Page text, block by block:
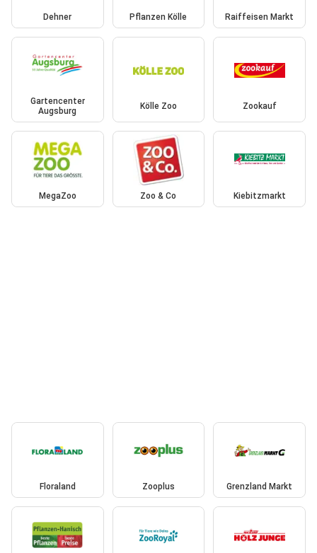
Dehner Pflanzen Kölle Raiffeisen Markt
Gartencenter
Augsburg
Kölle Zoo Zookauf
MegaZoo Zoo & Co Kiebitzmarkt
Floraland Zooplus Grenzland Markt